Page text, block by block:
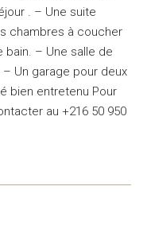
. – Une suite
chambres à coucher
bain. – Une salle de
Un garage pour deux
bien entretenu Pour
au +216 50 950